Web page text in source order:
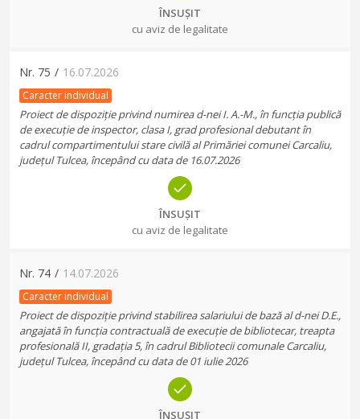
ÎNSUȘIT
cu aviz de legalitate
Nr. 75 / 16.07.2026
Caracter individual
Proiect de dispoziție privind numirea d-nei I. A.-M., în funcția publică
de execuție de inspector, clasa I, grad profesional debutant în
cadrul compartimentului stare civilă al Primăriei comunei Carcaliu,
județul Tulcea, începând cu data de 16.07.2026
ÎNSUȘIT
cu aviz de legalitate
Nr. 74 / 14.07.2026
Caracter individual
Proiect de dispoziție privind stabilirea salariului de bază al d-nei D.E.,
angajată în funcția contractuală de execuție de bibliotecar, treapta
profesională II, gradația 5, în cadrul Bibliotecii comunale Carcaliu,
județul Tulcea, începând cu data de 01 iulie 2026
ÎNSUȘIT